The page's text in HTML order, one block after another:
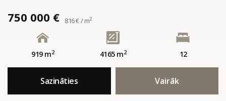
750 000 € 816 € / m2
919 m2 4165 m2 12
Sazināties Vairāk